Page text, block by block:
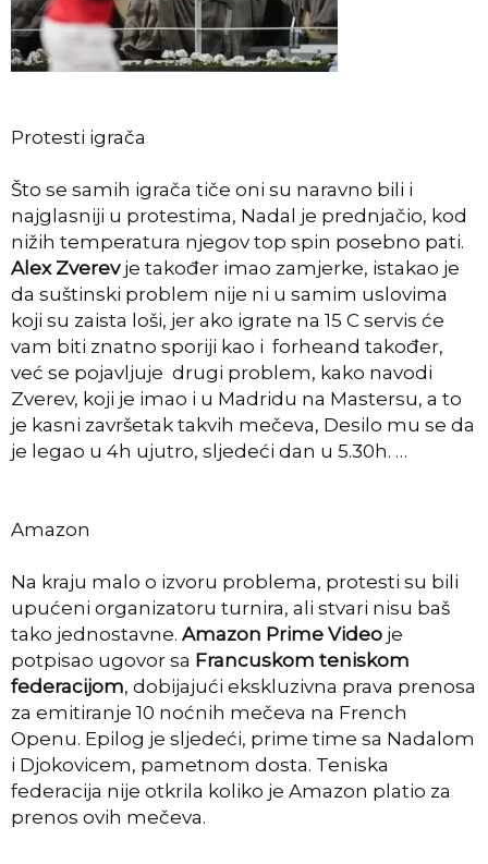
Protesti igrača
Što se samih igrača tiče oni su naravno bili i
najglasniji u protestima, Nadal je prednjačio, kod
nižih temperatura njegov top spin posebno pati.
Alex Zverevje također imao zamjerke, istakao je
da suštinski problem nije ni u samim uslovima
koji su zaista loši, jer ako igrate na 15 C servis će
vam biti znatno sporiji kao i forheand također,
već se pojavljuje drugi problem, kako navodi
Zverev, koji je imao i u Madridu na Mastersu, a to
je kasni završetak takvih mečeva, Desilo mu se da
je legao u 4h ujutro, sljedeći dan u 5.30h. …
Amazon
Na kraju malo o izvoru problema, protesti su bili
upućeni organizatoru turnira, ali stvari nisu baš
tako jednostavne. Amazon Prime Video je
potpisao ugovor sa Francuskom teniskom
federacijom, dobijajući ekskluzivna prava prenosa
za emitiranje 10 noćnih mečeva na French
Openu. Epilog je sljedeći, prime time sa Nadalom
i Djokovicem, pametnom dosta. Teniska
federacija nije otkrila koliko je Amazon platio za
prenos ovih mečeva.